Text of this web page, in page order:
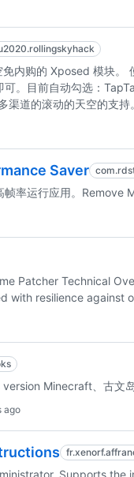
内购的 Xposed 模块。
。目前自动勾选：
渠道的滚动的天空的支
Saver
帧率运行应用。
Patcher Technical
with resilience against
Amiya's Hooks! 使部分应用成为plus
ago
Supports